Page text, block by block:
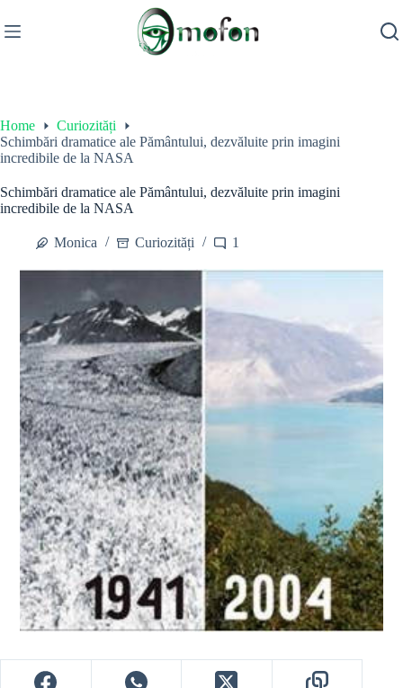
to
content
Home
Curiozități
Schimbări dramatice ale Pământului, dezvăluite prin imagini
incredibile de la NASA
Schimbări dramatice ale Pământului, dezvăluite prin imagini
incredibile de la NASA
Monica Curiozități 1